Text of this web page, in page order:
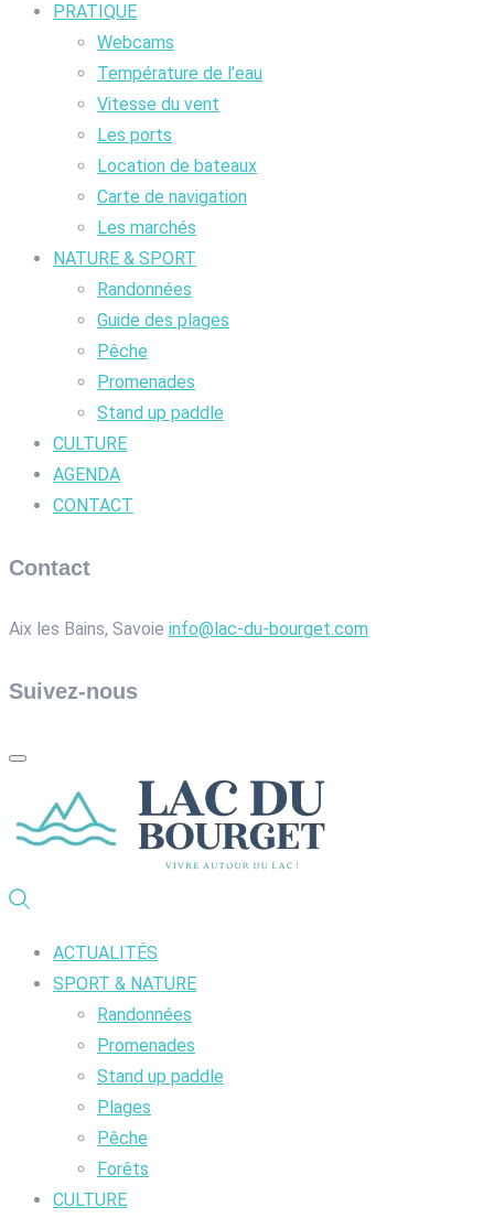
PRATIQUE
Webcams
Température de l’eau
Vitesse du vent
Les ports
Location de bateaux
Carte de navigation
Les marchés
NATURE & SPORT
Randonnées
Guide des plages
Pêche
Promenades
Stand up paddle
CULTURE
AGENDA
CONTACT
Contact
Aix les Bains, Savoie info@lac-du-bourget.com
Suivez-nous
ACTUALITÉS
SPORT & NATURE
Randonnées
Promenades
Stand up paddle
Plages
Pêche
Forêts
CULTURE